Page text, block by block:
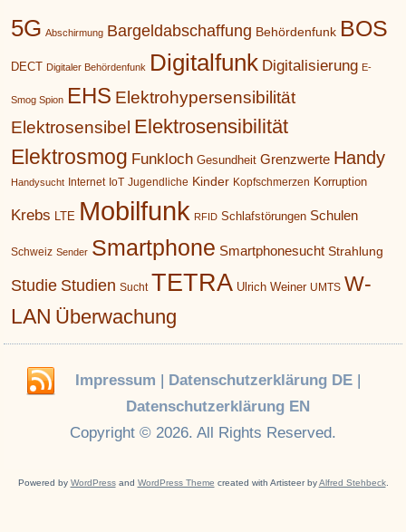
5G Abschirmung Bargeldabschaffung Behördenfunk BOS
DECT Digitaler Behördenfunk Digitalfunk Digitalisierung E-
Smog Spion EHS Elektrohypersensibilität
Elektrosensibel Elektrosensibilität
Elektrosmog Funkloch Gesundheit Grenzwerte Handy
Handysucht Internet IoT Jugendliche Kinder Kopfschmerzen Korruption
Krebs LTE Mobilfunk RFID Schlafstörungen Schulen
Schweiz Sender Smartphone Smartphonesucht Strahlung
Studie Studien Sucht TETRA Ulrich Weiner UMTS W-
LAN Überwachung
Impressum | Datenschutzerklärung DE|
Datenschutzerklärung EN
Copyright © 2026. All Rights Reserved.
Powered by WordPressand WordPress Theme created with Artisteer byAlfred Stehbeck.